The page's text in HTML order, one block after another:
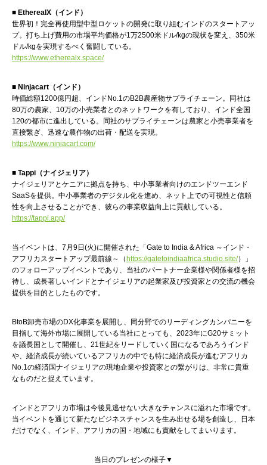
■ EtherealX（インド）
世界初！完全再使用型中型ロケットの開発に取り組むインドのスタートアッ
プ。打ち上げ費用の市場平均価格が1万2500米ドル/kgの現状を変え、350米
ドル/kgを実現するべく奮闘している。
https://www.etherealx.space/
■ Ninjacart（インド）
時価総額1200億円超、インドNo.1のB2B農産物サプライチェーン。同社は
80万の農家、10万の小売業者とのネットワークを有しており、インド全国
120の都市に進出している。同社のサプライチェーンは農家と小売事業者を
直接繋ぎ、迅速な農作物の出荷・配送を実現。
https://www.ninjacart.com/
■ Tappi（ナイジェリア）
ナイジェリアとケニアに拠点を持ち、中小事業者向けのエンドツーエンド
SaaSを提供。中小事業者のデジタル化を進め、ネット上での可視性と信頼
性を向上させることができ、彼らの事業収益向上に貢献している。
https://tappi.app/
当イベントは、7月9日(火)に開催された「Gate to India & Africa ～インド・
アフリカスタートアップ最前線～（ https://gatetoindiaafrica.studio.site/）」
のフォローアップイベントであり、当社のパートナー企業様や関係者様を招
待し、成長著しいインドとナイジェリアの起業家及び投資家との交流の機会
提供を目的としたものです。
BtoB卸売市場のDX化事業を展開し、同分野でのリーディングカンパニーを
目指して海外市場に展開している当社にとっても、2023年にG20サミット
を議長国として開催し、21世紀をリードしていく国になるであろうインド
や、経済成長が続いているアフリカの中でも特に経済成長が進むアフリカ
No.1の経済国ナイジェリアの現地企業や投資家との繋がりは、非常に貴重
なものだと捉えています。
インドとアフリカ市場は今後見逃せない大きなチャンスに溢れた市場です。
当イベントを通じて新たなビジネスチャンスを生み出せる場を創造し、日本
だけでなく、インド、アフリカの国・地域にも貢献をしてまいります。
当日のプレゼンの様子▼